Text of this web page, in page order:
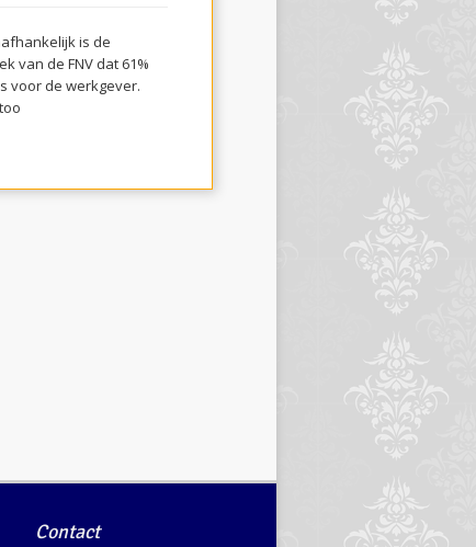
is de
van de FNV dat 61%
voor de werkgever.
Contact